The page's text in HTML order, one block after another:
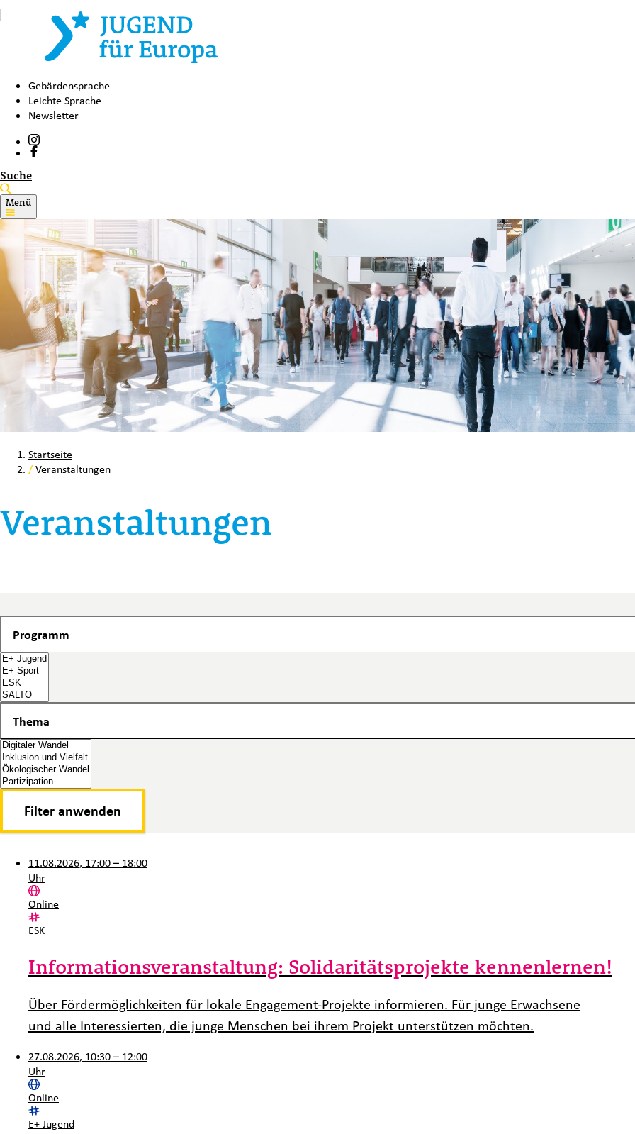
Gebärdensprache
Leichte Sprache
Newsletter
Suche
Menü
Startseite
/Veranstaltungen
Veranstaltungen
Programm
Programm
Thema
Thema
11.08.2026, 17:00 – 18:00
Uhr
Ort:
Online
Kategorie:
ESK
Informationsveranstaltung: Solidaritätsprojekte kennenlernen!
Über Fördermöglichkeiten für lokale Engagement-Projekte informieren. Für junge Erwachsene
und alle Interessierten, die junge Menschen bei ihrem Projekt unterstützen möchten.
27.08.2026, 10:30 – 12:00
Uhr
Ort:
Online
Kategorie:
E+ Jugend